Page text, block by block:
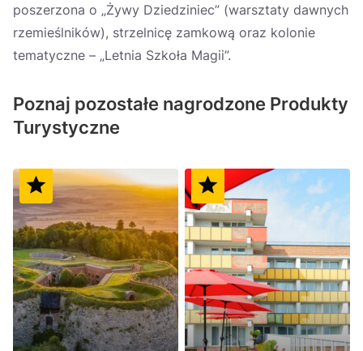
poszerzona o „Żywy Dziedziniec” (warsztaty dawnych
rzemieślników), strzelnicę zamkową oraz kolonie
tematyczne – „Letnia Szkoła Magii”.
Poznaj pozostałe nagrodzone Produkty
Turystyczne